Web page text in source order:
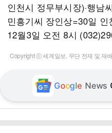
인천시 정무부시장)·행남
민흥기씨 장인상=30일
12월3일 오전 8시
Copyright ⓒ 세계일보. 무단 전재 및 재
Google News